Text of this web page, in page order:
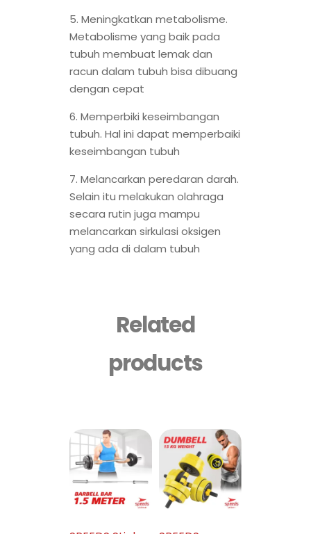
5. Meningkatkan metabolisme.
Metabolisme yang baik pada
tubuh membuat lemak dan
racun dalam tubuh bisa dibuang
dengan cepat
6. Memperbiki keseimbangan
tubuh. Hal ini dapat memperbaiki
keseimbangan tubuh
7. Melancarkan peredaran darah.
Selain itu melakukan olahraga
secara rutin juga mampu
melancarkan sirkulasi oksigen
yang ada di dalam tubuh
Related
products